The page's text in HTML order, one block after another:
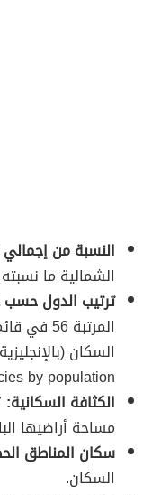
النسبة من
الشمالية ما نسبته 0.33% من إجمالي سكان العالم.
ترتيب الدول
المرتبة
by population).
الكثافة السكانية:
مساحة أراضيها البالغة 120,410
سكان المناطق
السكان.